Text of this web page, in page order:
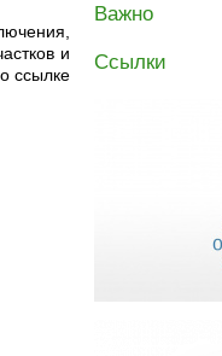
и
ссылке
Важно
Ссылки